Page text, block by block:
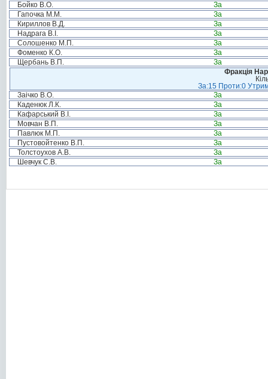
Бойко В.О.
За
Гапочка М.М.
За
Кириллов В.Д.
За
Надрага В.І.
За
Солошенко М.П.
За
Фоменко К.О.
За
Щербань В.П.
За
Фракція
За:15 Проти:0
Заічко В.О.
За
Каденюк Л.К.
За
Кафарський В.І.
За
Мовчан В.П.
За
Павлюк М.П.
За
Пустовойтенко В.П.
За
Толстоухов А.В.
За
Шевчук С.В.
За